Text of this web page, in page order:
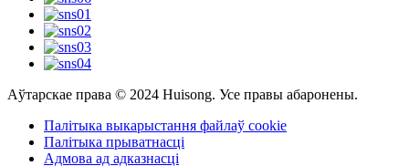
Аўтарскае права © 2024 Huisong. Усе правы абаронены.
Палітыка выкарыстання файлаў cookie
Палітыка прыватнасці
Адмова ад адказнасці